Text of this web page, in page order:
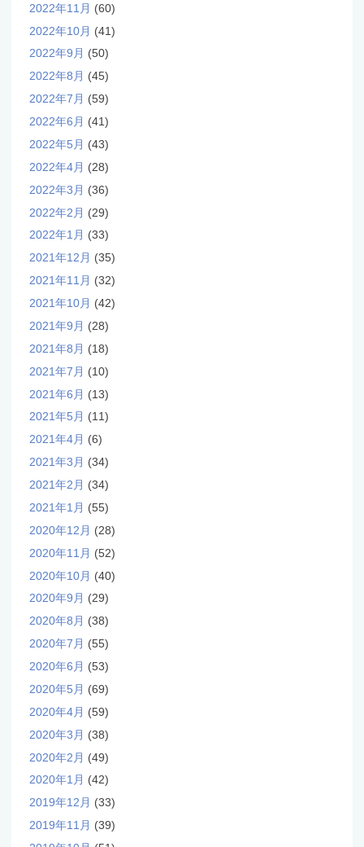
2022年11月 (60)
2022年10月 (41)
2022年9月 (50)
2022年8月 (45)
2022年7月 (59)
2022年6月 (41)
2022年5月 (43)
2022年4月 (28)
2022年3月 (36)
2022年2月 (29)
2022年1月 (33)
2021年12月 (35)
2021年11月 (32)
2021年10月 (42)
2021年9月 (28)
2021年8月 (18)
2021年7月 (10)
2021年6月 (13)
2021年5月 (11)
2021年4月 (6)
2021年3月 (34)
2021年2月 (34)
2021年1月 (55)
2020年12月 (28)
2020年11月 (52)
2020年10月 (40)
2020年9月 (29)
2020年8月 (38)
2020年7月 (55)
2020年6月 (53)
2020年5月 (69)
2020年4月 (59)
2020年3月 (38)
2020年2月 (49)
2020年1月 (42)
2019年12月 (33)
2019年11月 (39)